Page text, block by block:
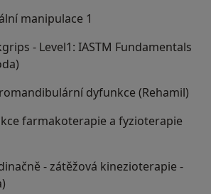
manipulace 1
- Level1: IASTM Fundamentals
dyfunkce (Rehamil)
farmakoterapie a fyzioterapie
- zátěžová kinezioterapie -